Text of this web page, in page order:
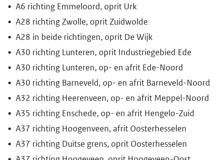
A6 richting Emmeloord, oprit Urk
A28 richting Zwolle, oprit Zuidwolde
A28 in beide richtingen, oprit De Wijk
A30 richting Lunteren, oprit Industriegebied Ede
A30 richting Lunteren, op- en afrit Ede-Noord
A30 richting Barneveld, op- en afrit Barneveld-Noord
A32 richting Heerenveen, op- en afrit Meppel-Noord
A35 richting Enschede, op- en afrit Hengelo-Zuid
A37 richting Hoogenveen, afrit Oosterhesselen
A37 richting Duitse grens, oprit Oosterhesselen